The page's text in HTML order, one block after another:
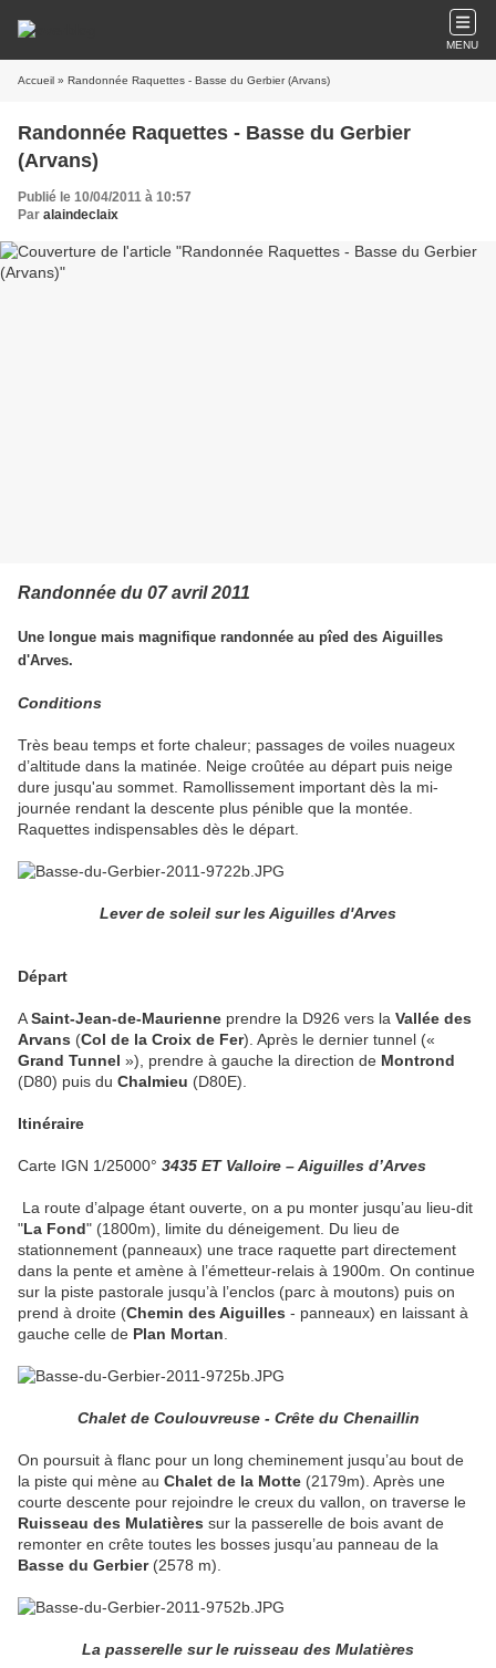
MENU
Accueil » Randonnée Raquettes - Basse du Gerbier (Arvans)
Randonnée Raquettes - Basse du Gerbier
(Arvans)
Publié le 10/04/2011 à 10:57
Par alaindeclaix
Randonnée du 07 avril 2011
Une longue mais magnifique randonnée au pîed des Aiguilles
d'Arves.
Conditions
Très beau temps et forte chaleur; passages de voiles nuageux
d’altitude dans la matinée. Neige croûtée au départ puis neige
dure jusqu'au sommet. Ramollissement important dès la mi-
journée rendant la descente plus pénible que la montée.
Raquettes indispensables dès le départ.
Lever de soleil sur les Aiguilles d'Arves
Départ
ASaint-Jean-de-Maurienne prendre la D926 vers la Vallée des
Arvans (Col de la Croix de Fer). Après le dernier tunnel («
Grand Tunnel »), prendre à gauche la direction de Montrond
(D80) puis du Chalmieu (D80E).
Itinéraire
Carte IGN 1/25000° 3435 ET Valloire – Aiguilles d’Arves
La route d’alpage étant ouverte, on a pu monter jusqu’au lieu-dit
"La Fond" (1800m), limite du déneigement. Du lieu de
stationnement (panneaux) une trace raquette part directement
dans la pente et amène à l’émetteur-relais à 1900m. On continue
sur la piste pastorale jusqu’à l’enclos (parc à moutons) puis on
prend à droite (Chemin des Aiguilles - panneaux) en laissant à
gauche celle de Plan Mortan
Chalet de Coulouvreuse - Crête du Chenaillin
On poursuit à flanc pour un long cheminement jusqu’au bout de
la piste qui mène au Chalet de la Motte (2179m). Après une
courte descente pour rejoindre le creux du vallon, on traverse le
Ruisseau des Mulatières sur la passerelle de bois avant de
remonter en crête toutes les bosses jusqu’au panneau de la
Basse du Gerbier(2578 m).
La passerelle sur le ruisseau des Mulatières